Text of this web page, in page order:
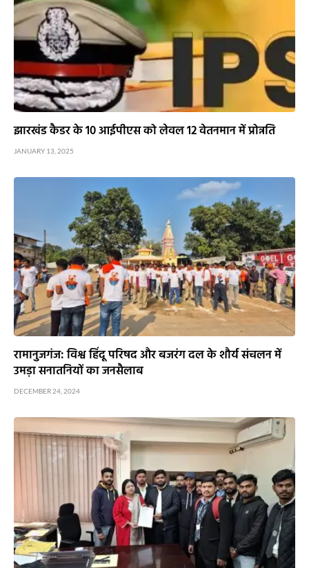
झारखंड कैडर के 10 आईपीएस को लेवल 12 वेतनमान में प्रोन्नति
JANUARY 13, 2025
रामानुजगंज: विश्व हिंदू परिषद और बजरंग दल के शौर्य संचलन में
उमड़ा सनातनियों का जनसैलाब
DECEMBER 24, 2024